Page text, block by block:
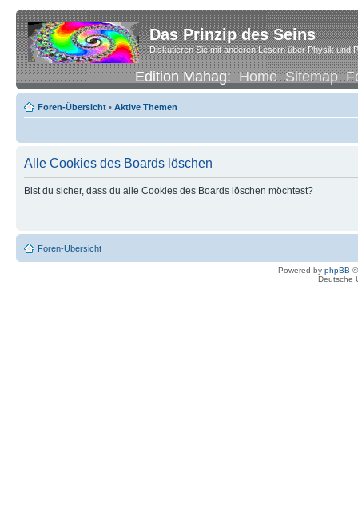
Das Prinzip des Seins
Diskutieren Sie mit anderen Lesern über Physik und
Edition Mahag:Home Sitemap
Foren-Übersicht • Aktive Themen
Alle Cookies des Boards löschen
Bist du sicher, dass du alle Cookies des Boards löschen möchtest?
Foren-Übersicht
Powered by phpBB
Deutsche